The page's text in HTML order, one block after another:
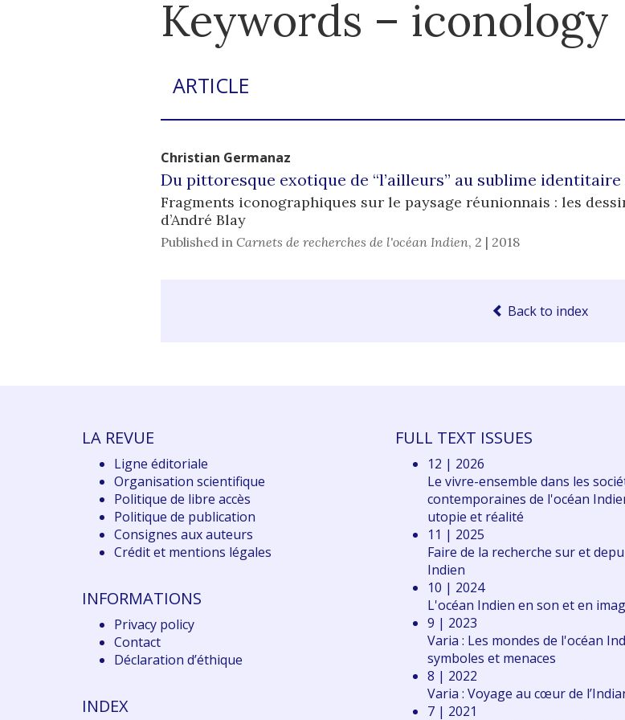
Keywords – iconology
ARTICLE
Christian Germanaz
Du pittoresque exotique de “l’ailleurs” au sublime identitaire
Fragments iconographiques sur le paysage réunionnais : les
d’André Blay
Published in Carnets de recherches de l'océan Indien, 2 | 2018
Back to index
LA REVUE
Ligne éditoriale
Organisation scientifique
Politique de libre accès
Politique de publication
Consignes aux auteurs
Crédit et mentions légales
INFORMATIONS
Privacy policy
Contact
Déclaration d’éthique
INDEX
FULL TEXT ISSUES
12 | 2026
Le vivre-ensemble dans les
contemporaines de l'océan
utopie et réalité
11 | 2025
Faire de la recherche sur et
Indien
10 | 2024
L'océan Indien en son et en
9 | 2023
Varia : Les mondes de l'océan
symboles et menaces
8 | 2022
Varia : Voyage au cœur de
7 | 2021